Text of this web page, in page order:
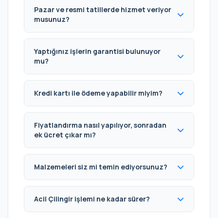
Pazar ve resmi tatillerde hizmet veriyor
musunuz?
Yaptığınız işlerin garantisi bulunuyor
mu?
Kredi kartı ile ödeme yapabilir miyim?
Fiyatlandırma nasıl yapılıyor, sonradan
ek ücret çıkar mı?
Malzemeleri siz mi temin ediyorsunuz?
Acil Çilingir işlemi ne kadar sürer?